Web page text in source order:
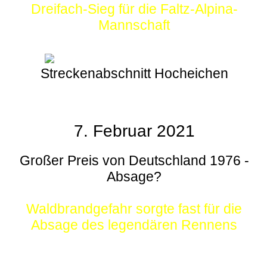
Dreifach-Sieg für die Faltz-Alpina-
Mannschaft
Streckenabschnitt Hocheichen
7. Februar 2021
Großer Preis von Deutschland 1976 -
Absage?
Waldbrandgefahr sorgte fast für die
Absage des legendären Rennens